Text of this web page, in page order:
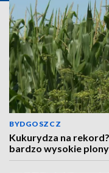
BYDGOSZCZ
Kukurydza na
bardzo wysokie plony